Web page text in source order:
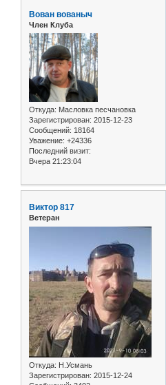
Вован вованыч
Член Клуба
Откуда: Масловка песчановка
Зарегистрирован: 2015-12-23
Сообщений: 18164
Уважение: +24336
Последний визит:
Вчера 21:23:04
Виктор 817
Ветеран
Откуда: Н.Усмань
Зарегистрирован: 2015-12-24